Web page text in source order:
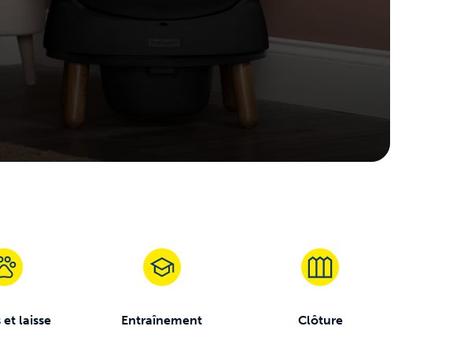
et laisse Entraînement Clôture